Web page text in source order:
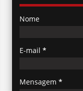
Nome
E-mail *
Mensagem *